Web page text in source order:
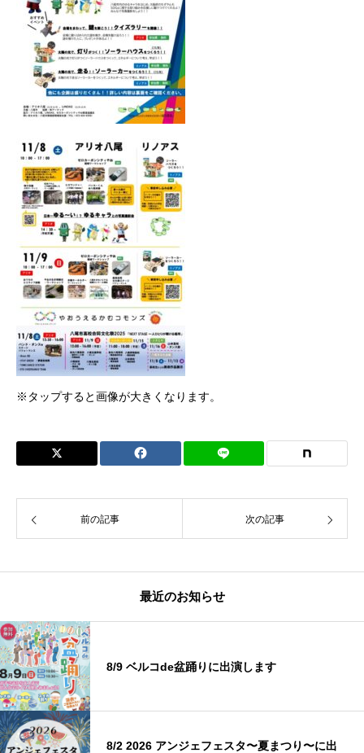
※タップすると画像が大きくなります。
前の記事 次の記事
最近のお知らせ
8/9 ベルコde盆踊りに出演します
8/2 2026 アンジェフェスタ〜夏まつり〜に出